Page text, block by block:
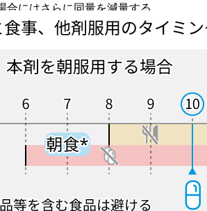
合にはさらに同量を減量する.
は非重症例では確認されておらず､
症度の低い非重症例においては ATG 単
障害､ 肝機能障害､ 中枢神経系障害 (可
ンボポエチン受容体の低分子アゴニス
性化により骨髄幹細胞・前駆細胞・巨
殖を促進し､ 多系統の血球増加を促す.
色体異常陽性細胞の誘発リスクを考慮